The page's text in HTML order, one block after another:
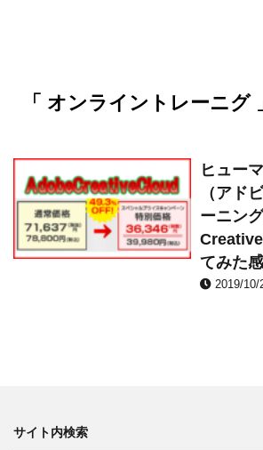
「 オンライントレーニグ
ヒュー
（アド
ーニン
てみた
2019/10/
サイト内検索